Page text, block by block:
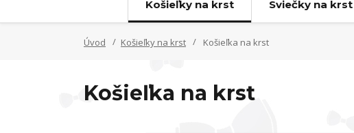
Košieľky na krst Sviečky na krst
Úvod Košieľky na krst Košieľka na krst
Košieľka na krst